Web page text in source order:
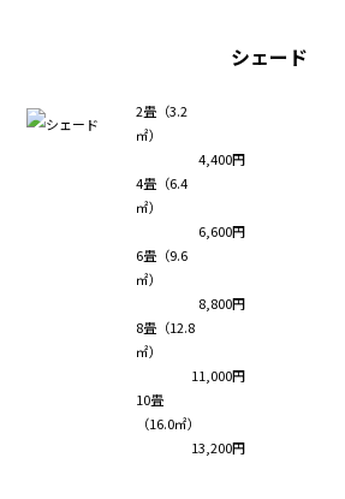
シェード
2畳（3.2
㎡）
4,400円
4畳（6.4
㎡）
6,600円
6畳（9.6
㎡）
8,800円
8畳（12.8
㎡）
11,000円
10畳
（16.0㎡）
13,200円